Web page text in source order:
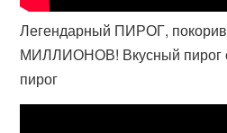
Легендарный ПИРОГ,
МИЛЛИОНОВ! Вкусный пирог
пирог